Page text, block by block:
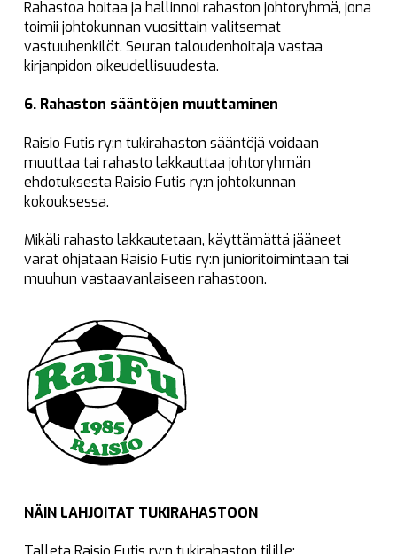
Rahastoa hoitaa ja hallinnoi rahaston johtoryhmä, jona
toimii johtokunnan vuosittain valitsemat
vastuuhenkilöt. Seuran taloudenhoitaja vastaa
kirjanpidon oikeudellisuudesta.
6. Rahaston sääntöjen muuttaminen
Raisio Futis ry:n tukirahaston sääntöjä voidaan
muuttaa tai rahasto lakkauttaa johtoryhmän
ehdotuksesta Raisio Futis ry:n johtokunnan
kokouksessa.
Mikäli rahasto lakkautetaan, käyttämättä jääneet
varat ohjataan Raisio Futis ry:n junioritoimintaan tai
muuhun vastaavanlaiseen rahastoon.
NÄIN LAHJOITAT TUKIRAHASTOON